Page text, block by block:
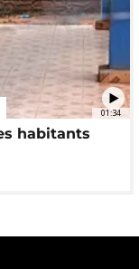
01:34
habitants